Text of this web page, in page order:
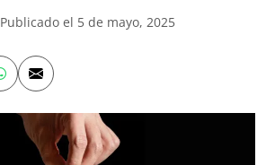
Publicado el 5 de mayo, 2025